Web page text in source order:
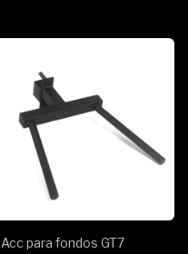
Acc para fondos GT7